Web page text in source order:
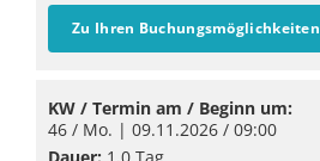
Zu Ihren Buchungsmöglichkeiten
KW / Termin am / Beginn um:
46 / Mo. | 09.11.2026 / 09:00